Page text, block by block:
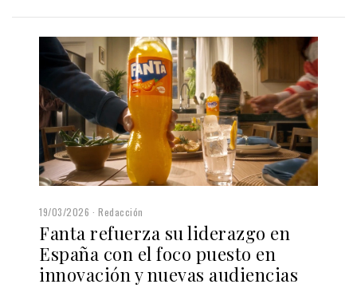
19/03/2026 Redacción
Fanta refuerza su liderazgo en
España con el foco puesto en
innovación y nuevas audiencias